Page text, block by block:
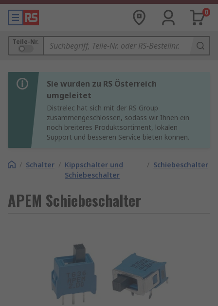
0
Teile-Nr.
Sie wurden zu RS Österreich
umgeleitet
Distrelec hat sich mit der RS Group
zusammengeschlossen, sodass wir Ihnen ein
noch breiteres Produktsortiment, lokalen
Support und besseren Service bieten können.
/ Schalter / Kippschalter und
Schiebeschalter
/ Schiebeschalter
APEM Schiebeschalter